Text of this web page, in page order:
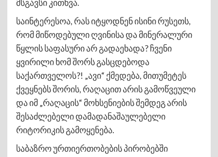
მსგავსი კითხვა.
საინტერესოა, რას იტყოდნენ ისინი რუსეთს,
რომ მიწოდებული ღვინისა და მინერალური
წყლის საფასური არ გადაეხადა? ჩვენი
ყვირილი ხომ შორს გასცდებოდა
საქართველოს?! „ავი“ ქმედება, მითუმეტეს
ქვეყნებს შორის, რაღაცით არის გამოწვეული
და იმ „რაღაცის“ მოხსენიების შემდეგ არის
შესაძლებელი დამადანაშაულებელი
რიტორიკის გამოყენება.
საბაზრო ურთიერთობების პირობებში